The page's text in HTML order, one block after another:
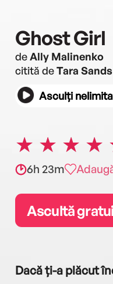
Ghost Girl
deAlly Malinenko
citită deTara Sands
Asculți
6h 23m
Ascultă
Dacă ți-a plăcut